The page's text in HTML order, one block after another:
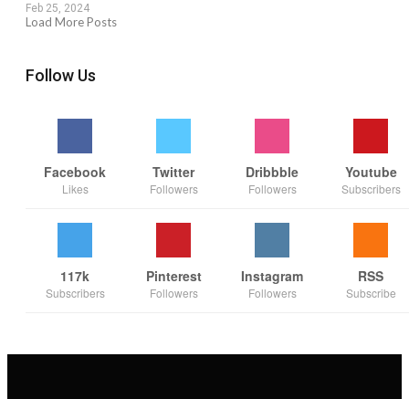
Feb 25, 2024
Load More Posts
Follow Us
Facebook
Likes
Twitter
Followers
Dribbble
Followers
Youtube
Subscribers
117k
Subscribers
Pinterest
Followers
Instagram
Followers
RSS
Subscribe